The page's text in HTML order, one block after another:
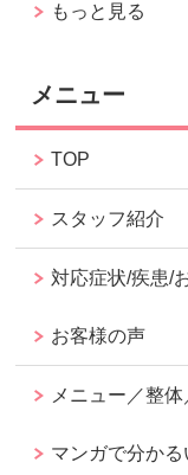
もっと見る
メニュー
TOP
スタッフ紹介
対応症状/疾患/
お客様の声
メニュー／整
マンガで分か